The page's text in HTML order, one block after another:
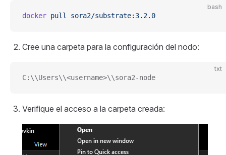
bash
docker pull sora2/substrate:3.2.0
Cree una carpeta para la configuración del nodo:
txt
C:\\Users\\<username>\\sora2-node
Verifique el acceso a la carpeta creada: